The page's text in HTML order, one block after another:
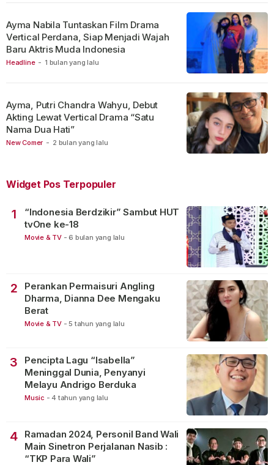
Headline - 1 bulan yang lalu
Ayma Nabila Tuntaskan Film Drama
Vertical Perdana, Siap Menjadi Wajah
Baru Aktris Muda Indonesia
New Comer - 2 bulan yang lalu
Ayma, Putri Chandra Wahyu, Debut
Akting Lewat Vertical Drama “Satu
Nama Dua Hati”
Widget Pos Terpopuler
1
“Indonesia Berdzikir” Sambut HUT
tvOne ke-18
Movie & TV - 6 bulan yang lalu
2
Perankan Permaisuri Angling
Dharma, Dianna Dee Mengaku
Berat
Movie & TV - 5 tahun yang lalu
3
Pencipta Lagu “Isabella”
Meninggal Dunia, Penyanyi
Melayu Andrigo Berduka
Music - 4 tahun yang lalu
4
Ramadan 2024, Personil Band Wali
Main Sinetron Perjalanan Nasib :
“TKP Para Wali”